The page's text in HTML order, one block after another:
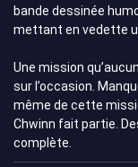
bande dessinée
mettant en vedette
Une mission
sur l’occasion.
même de cette
Chwinn fait partie.
complète.